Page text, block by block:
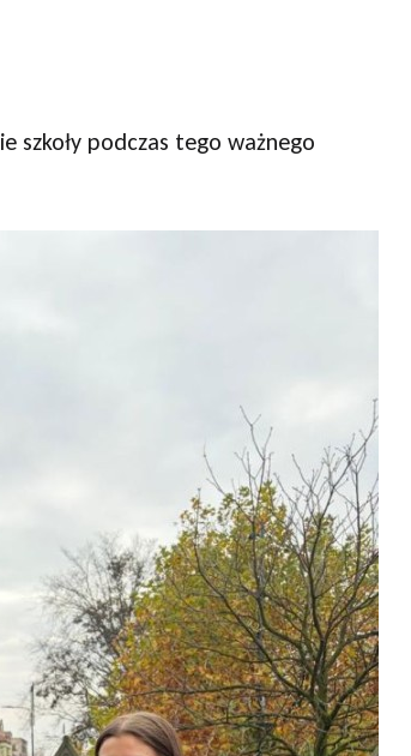
szkoły podczas tego ważnego